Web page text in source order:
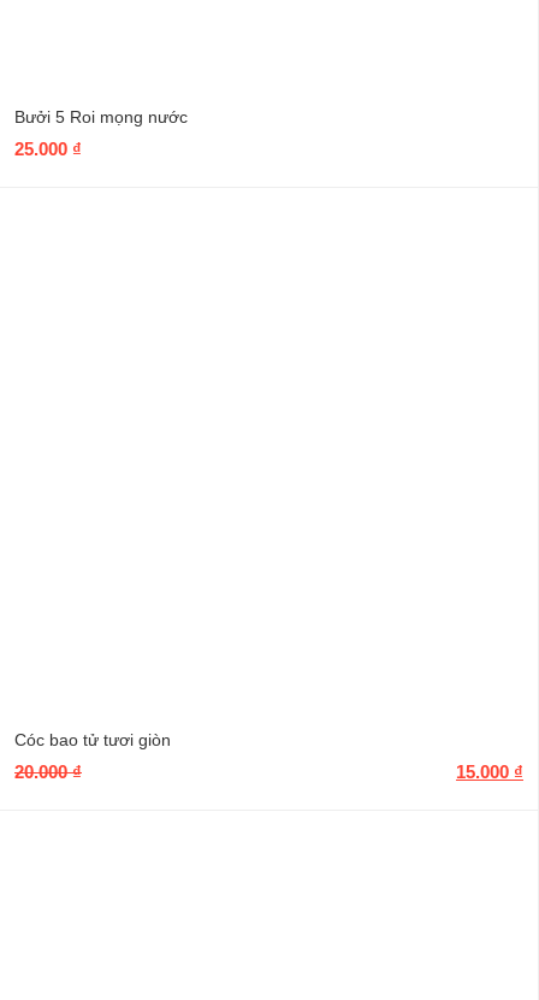
Bưởi 5 Roi mọng nước
25.000 ₫
Cóc bao tử tươi giòn
20.000₫ 15.000 ₫